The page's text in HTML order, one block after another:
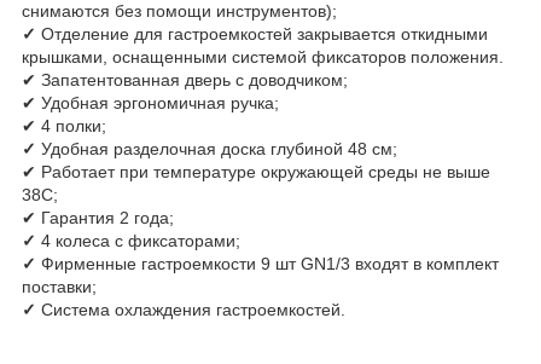
снимаются без помощи инструментов);
✓ Отделение для гастроемкостей закрывается откидными
крышками, оснащенными системой фиксаторов положения.
✔ Запатентованная дверь с доводчиком;
✔ Удобная эргономичная ручка;
✔ 4 полки;
✓ Удобная разделочная доска глубиной 48 см;
✔ Работает при температуре окружающей среды не выше
38С;
✔ Гарантия 2 года;
✓ 4 колеса с фиксаторами;
✓ Фирменные гастроемкости 9 шт GN1/3 входят в комплект
поставки;
✓ Система охлаждения гастроемкостей.